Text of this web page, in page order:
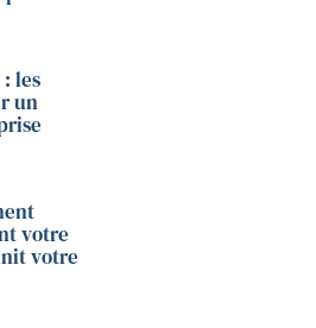
les
un
votre
votre